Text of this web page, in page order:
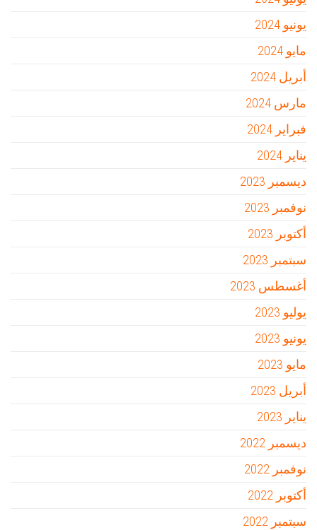
يونيو 2024
مايو 2024
أبريل 2024
مارس 2024
فبراير 2024
يناير 2024
ديسمبر 2023
نوفمبر 2023
أكتوبر 2023
سبتمبر 2023
أغسطس 2023
يوليو 2023
يونيو 2023
مايو 2023
أبريل 2023
يناير 2023
ديسمبر 2022
نوفمبر 2022
أكتوبر 2022
سبتمبر 2022